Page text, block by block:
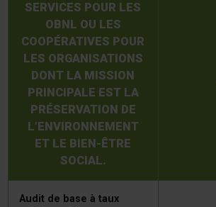
SERVICES POUR LES
OBNL OU LES
COOPÉRATIVES POUR
LES ORGANISATIONS
DONT LA MISSION
PRINCIPALE EST LA
PRÉSERVATION DE
L’ENVIRONNEMENT
ET LE BIEN-ÊTRE
SOCIAL.
Audit de base à taux